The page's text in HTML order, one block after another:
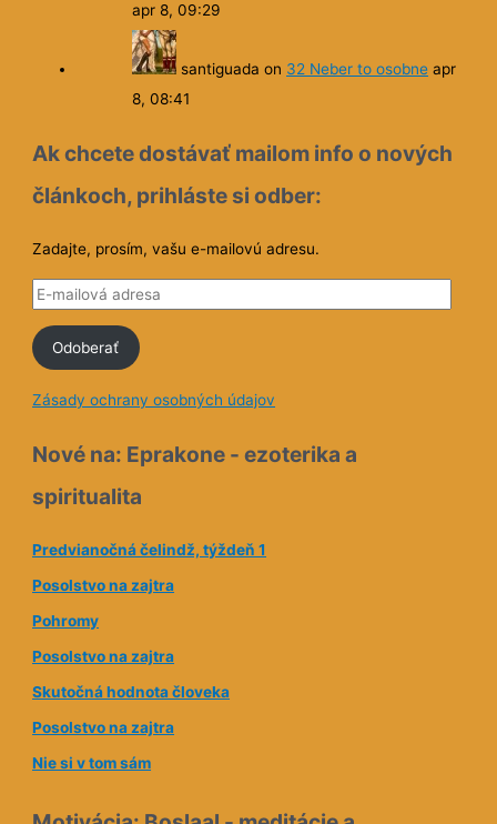
apr 8, 09:29
santiguada on 32 Neber to osobne apr
8, 08:41
Ak chcete dostávať mailom info o nových
článkoch, prihláste si odber:
Zadajte, prosím, vašu e-mailovú adresu.
E
m
i
l
v
a
d
r
e
s
Odoberať
Zásady ochrany osobných údajov
Nové na: Eprakone - ezoterika a
spiritualita
Predvianočná čelindž, týždeň 1
Posolstvo na zajtra
Pohromy
Posolstvo na zajtra
Skutočná hodnota človeka
Posolstvo na zajtra
Nie si v tom sám